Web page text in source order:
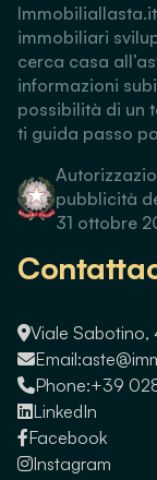
immobiliari
cerca casa
informazioni
possibilità di un
ti guida passo
pubblicità
31 ottobre
Viale Sabotino,
Email:
Phone:+39
LinkedIn
Facebook
Instagram